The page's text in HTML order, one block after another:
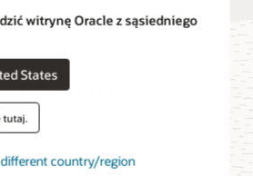
witrynę Oracle z sąsiedniego
States
tutaj.
different country/region
Cloud
w zakresie